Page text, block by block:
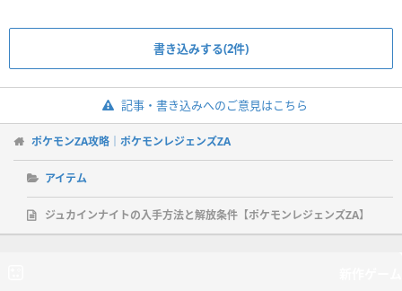
書き込みする(2件)
記事・書き込みへのご意見はこちら
ポケモンZA攻略｜ポケモンレジェンズZA
アイテム
ジュカインナイトの入手方法と解放条件【ポケモンレジェンズZA】